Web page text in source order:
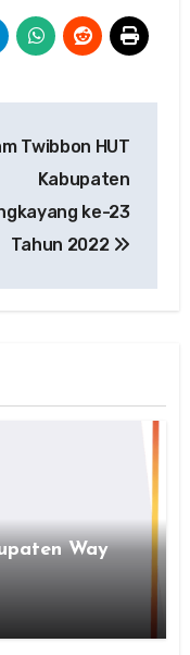
Twibbon HUT
Kabupaten
ke-23
Tahun 2022
Way